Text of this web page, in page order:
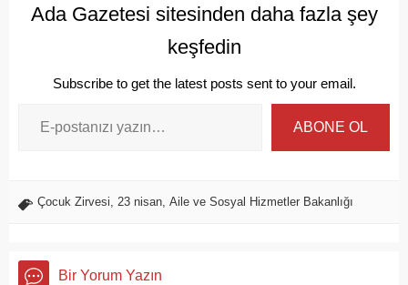
Ada Gazetesi sitesinden daha fazla şey
keşfedin
Subscribe to get the latest posts sent to your email.
ABONE OL
Çocuk Zirvesi 23 nisan Aile ve Sosyal Hizmetler Bakanlığı
Bir Yorum Yazın